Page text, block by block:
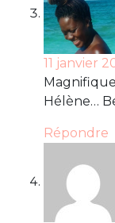
11 janvier
Hélène…
Répondre